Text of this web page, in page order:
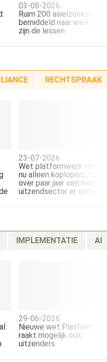
03-08-2026
Ruim 200 asielzoekers
bemiddeld naar werk: dit
zijn de lessen
RECHTSPRAAK
23-07-2026
Wet platformwerk raakt
nu alleen koplopers, maar
over paar jaar valt hele
uitzendsector er onder
IMPLEMENTATIE AI
29-06-2026
Nieuwe wet Platformwerk
raakt mogelijk ook
uitzenders.